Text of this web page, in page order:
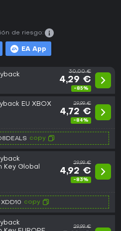
EA App
de riesgo:
30,00 €
4,29 €
-85%
EU XBOX
29,99 €
4,72 €
-84%
copy
Key Global
29,99 €
4,92 €
-83%
copy
29,99 €